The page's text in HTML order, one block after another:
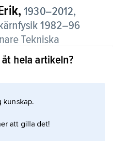
1930–2012,
1982–96
Tekniska
hela artikeln?
att gilla det!